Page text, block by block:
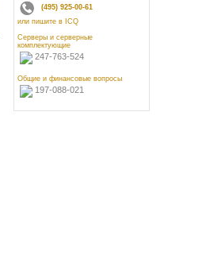
(495) 925-00-61
или пишите в ICQ
Серверы и серверные
комплектующие
247-763-524
Общие и финансовые вопросы
197-088-021